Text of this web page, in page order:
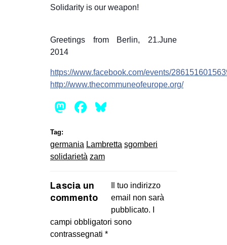
STUDENTI
ARTE
MANIFESTI
RECENSIONI
AFRICA
ESTREMO ORIENTE
EUROPA
MEDIO ORIENTE
MONDO
Solidarity is our weapon!
Greetings from Berlin, 21.June
2014
https://www.facebook.com/events/
http://www.thecommuneofeurope.org/
Mastodon
Facebook
Tag:
germania Lambretta sgomberi
solidarietà zam
Lascia un
commento
Il tuo indirizzo
email non sarà
pubblicato.
campi obbligatori sono
contrassegnati *